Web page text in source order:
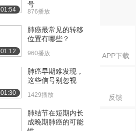
APP下载
反馈
01:54
号
876播放
01:12
肺癌最常见的转移
位置有哪些？
960播放
01:30
肺癌早期难发现，
这些信号别忽视
1429播放
肺结节在短期内长
成晚期肺癌的可能